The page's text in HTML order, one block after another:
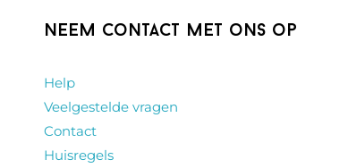
Neem contact met ons op
Help
Veelgestelde vragen
Contact
Huisregels